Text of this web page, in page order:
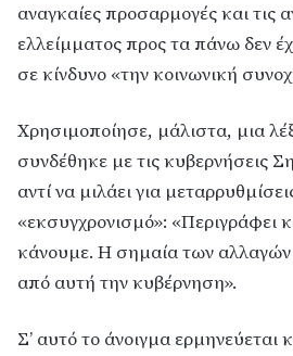
αναγκαίες προσαρμογές και τις
ελλείμματος προς τα πάνω δεν
σε κίνδυνο «την κοινωνική
Χρησιμοποίησε, μάλιστα, μια
συνδέθηκε με τις κυβερνήσεις
αντί να μιλάει για
«εκσυγχρονισμό»: «Περιγράφει
κάνουμε. Η σημαία των αλλαγών
από αυτή την κυβέρνηση».
Σ’ αυτό το άνοιγμα